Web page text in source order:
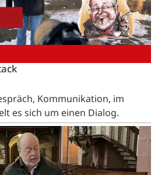
Kommunikation, im
es sich um einen Dialog.